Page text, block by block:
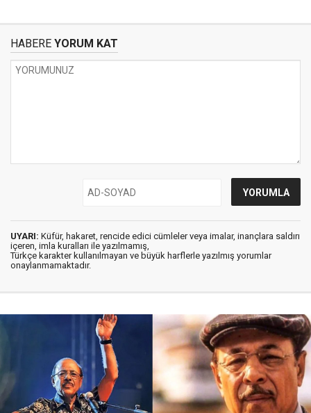
HABERE YORUM KAT
UYARI: Küfür, hakaret, rencide edici cümleler veya imalar, inançlara saldırı
içeren, imla kuralları ile yazılmamış,
Türkçe karakter kullanılmayan ve büyük harflerle yazılmış yorumlar
onaylanmamaktadır.